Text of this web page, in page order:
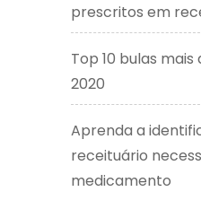
prescritos em
Top 10 bulas
2020
Aprenda a
receituário
medicamento